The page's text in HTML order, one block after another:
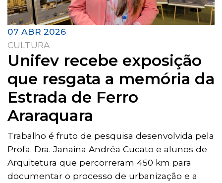
07 ABR 2026
CULTURA
Unifev recebe exposição
que resgata a memória da
Estrada de Ferro
Araraquara
Trabalho é fruto de pesquisa desenvolvida pela
Profa. Dra. Janaina Andréa Cucato e alunos de
Arquitetura que percorreram 450 km para
documentar o processo de urbanização e a